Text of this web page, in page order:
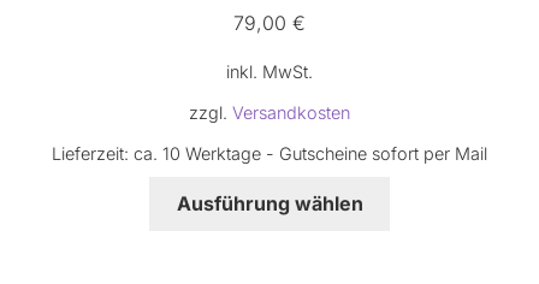
79,00 €
inkl. MwSt.
zzgl. Versandkosten
Lieferzeit: ca. 10 Werktage - Gutscheine sofort per Mail
Ausführung wählen